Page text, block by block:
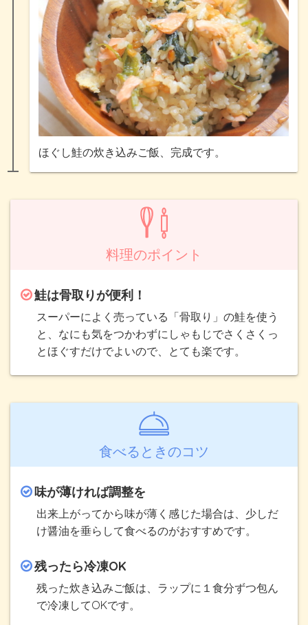
ほぐし鮭の炊き込みご飯、完成です。
料理のポイント
鮭は骨取りが便利！
スーパーによく売っている「骨取り」の鮭を使う
と、なにも気をつかわずにしゃもじでさくさくっ
とほぐすだけでよいので、とても楽です。
食べるときのコツ
味が薄ければ調整を
出来上がってから味が薄く感じた場合は、少しだ
け醤油を垂らして食べるのがおすすめです。
残ったら冷凍OK
残った炊き込みご飯は、ラップに１食分ずつ包ん
で冷凍してOKです。